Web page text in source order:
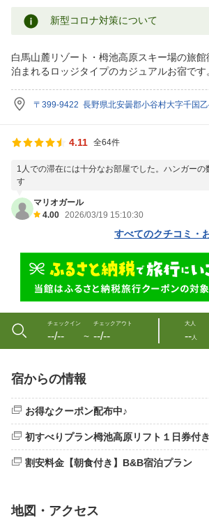
新型コロナ対策について
白馬山麓リゾート・栂池高原スキー場の旅
泊まれるロッジタイプのカジュアルお宿です
〒399-9422 長野県北安曇郡小谷村大字千国
4.11 全64件
1人での滞在には十分なお部屋でした。ハンガー
す
マリオガール
4.00 2026/03/19 15:10:30
すべてのクチコミ・
チェックイン
--/-- 〜
チェックアウト
--/--
大人
--人
宿からの情報
お得なクーポン配布中♪
初すべりプラン栂池高原リフト１日券付き
割安料金【朝食付き】B&B宿泊プラン
地図・アクセス